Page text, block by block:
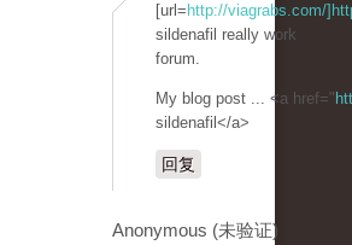
[url= http://viagrabs.com/
sildenafil really work
forum.
My blog post ... <a href="
sildenafil</a>
回复
Anonymous (未验证)